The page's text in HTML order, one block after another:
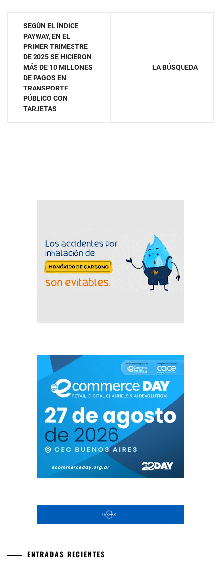
Navegación
entradas
SEGÚN EL ÍNDICE
PAYWAY, EN EL
PRIMER TRIMESTRE
DE 2025 SE HICIERON
MÁS DE 10 MILLONES
DE PAGOS EN
TRANSPORTE
PÚBLICO CON
TARJETAS
LA BÚSQUEDA
ENTRADAS RECIENTES